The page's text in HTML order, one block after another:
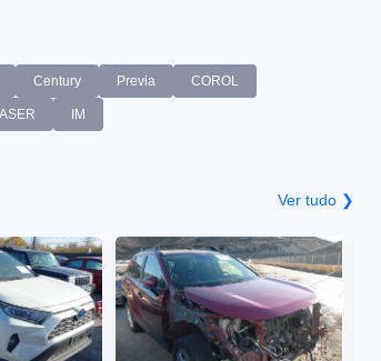
Century Previa COROL
IM
Ver tudo ❯